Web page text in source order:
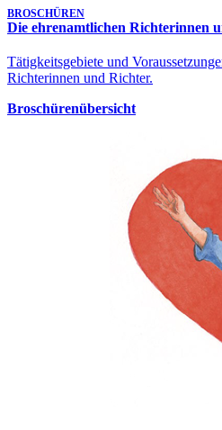
BROSCHÜREN
Die ehrenamtlichen Richterinnen
Tätigkeitsgebiete und
Richterinnen und Richter.
Broschürenübersicht